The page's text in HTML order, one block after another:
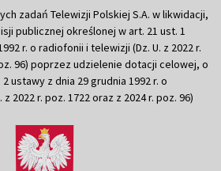
zadań Telewizji Polskiej S.A. w likwidacji,
publicznej określonej w art. 21 ust. 1
r. o radiofonii i telewizji (Dz. U. z 2022 r.
96) poprzez udzielenie dotacji celowej, o
ustawy z dnia 29 grudnia 1992 r. o
2022 r. poz. 1722 oraz z 2024 r. poz. 96)